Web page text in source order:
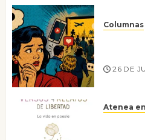
Columnas
26 DE
Atenea